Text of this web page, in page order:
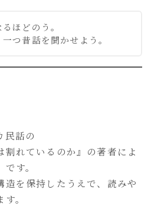
ほどのう。
つ昔話を聞かせよう。
民話の
割れているのか』の著者によ
す。
造を保持したうえで、読みや
。